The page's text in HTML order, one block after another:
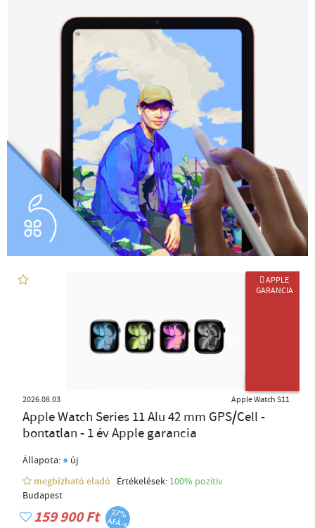
 APPLE
GARANCIA
2026.08.03 Apple Watch S11
Apple Watch Series 11 Alu 42 mm GPS/Cell -
bontatlan - 1 év Apple garancia
Állapota: ● új
megbízható eladó
Értékelések: 100% pozítiv
Budapest
159 900 Ft